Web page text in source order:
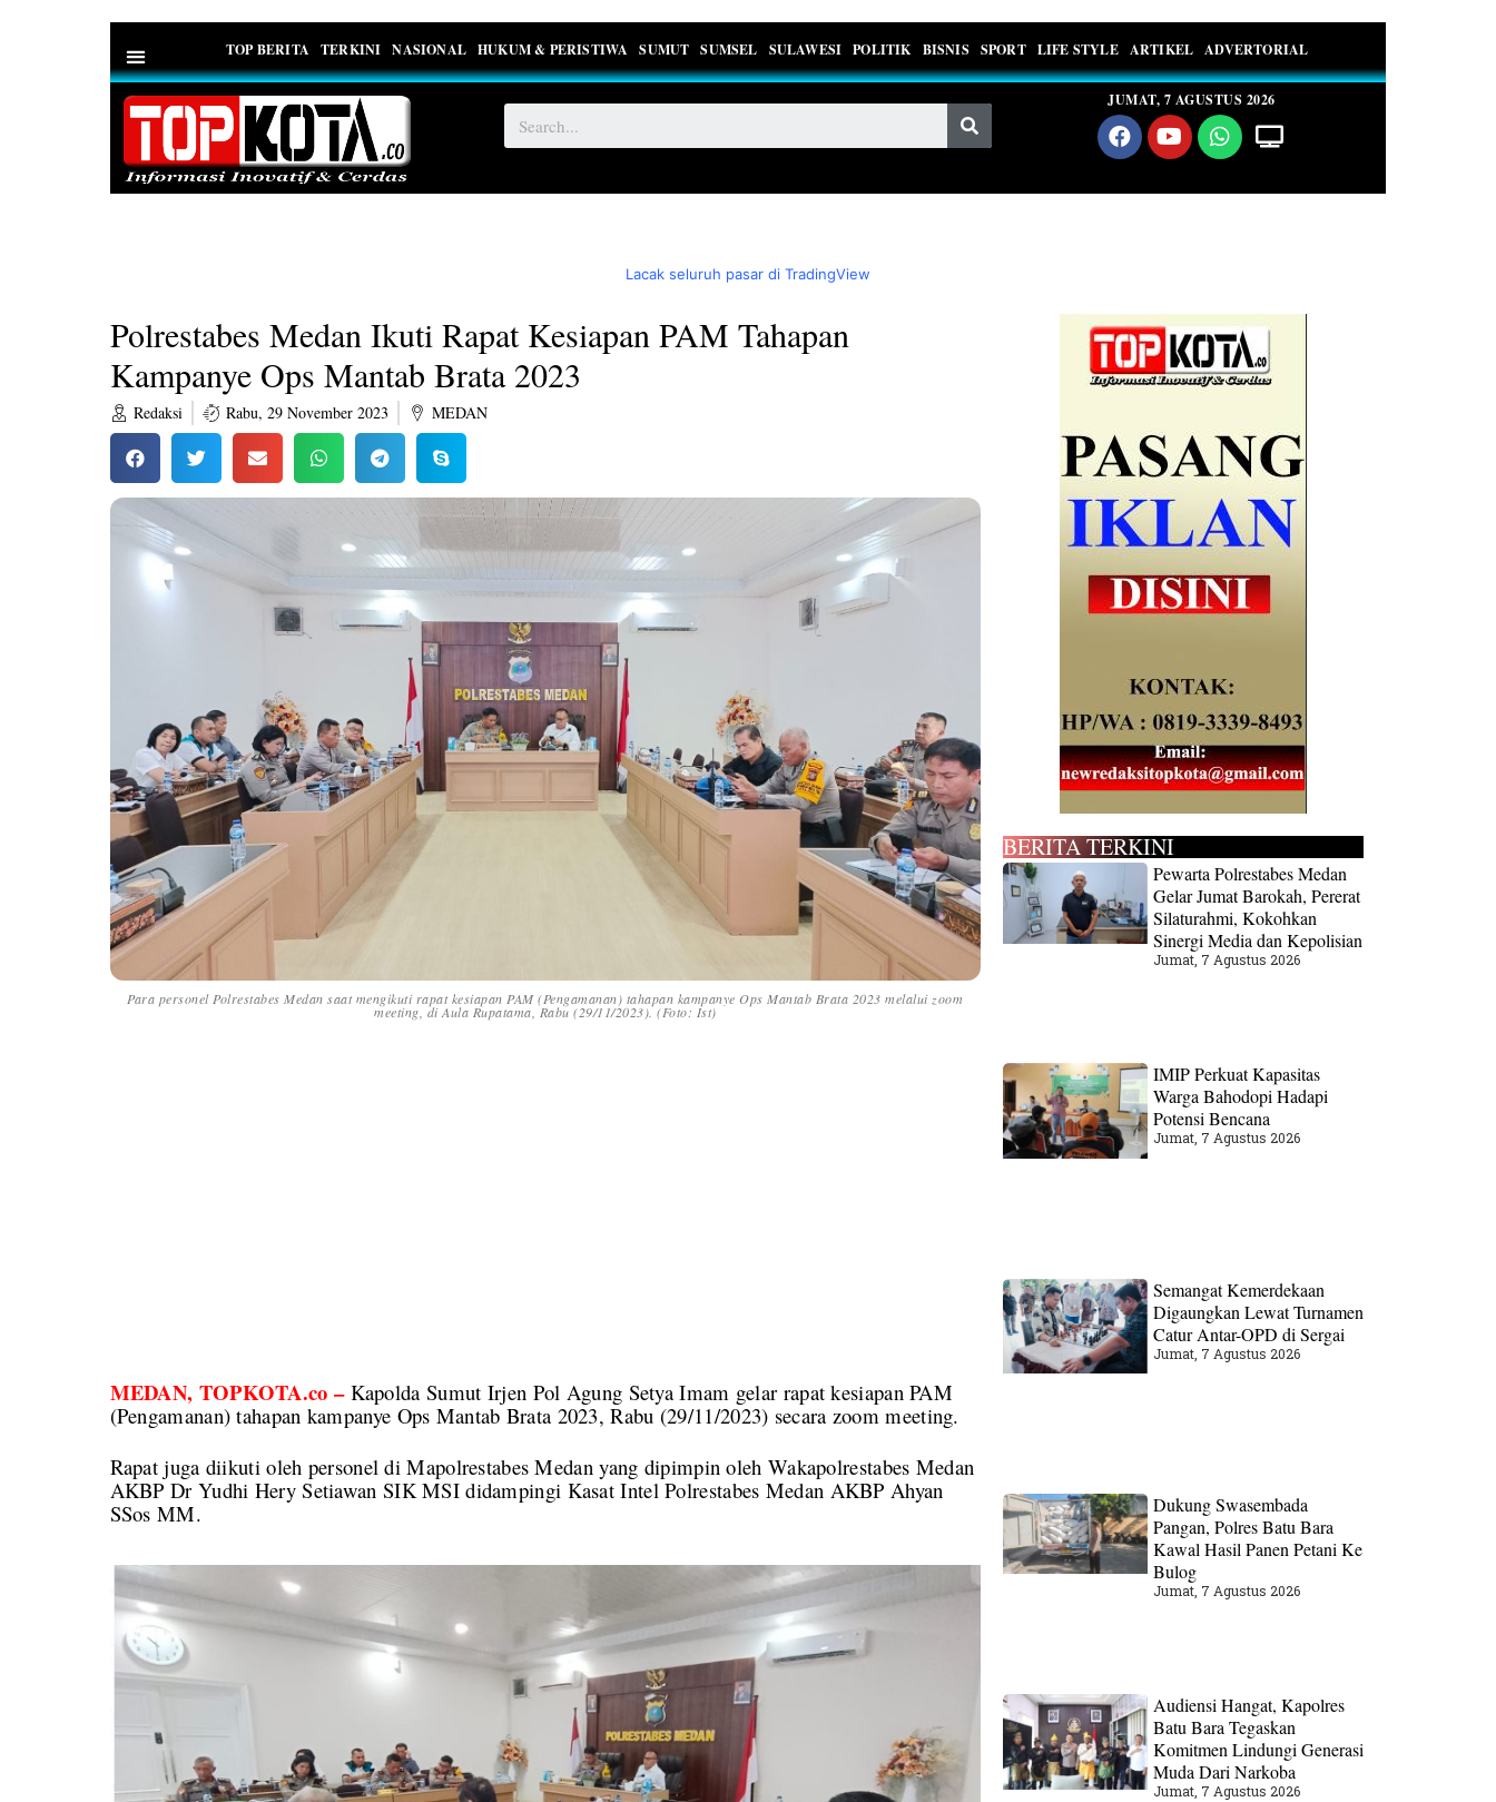
TOP BERITA TERKINI NASIONAL HUKUM & PERISTIWA SUMUT SUMSEL SULAWESI POLITIK BISNIS SPORT LIFE STYLE ARTIKEL ADVERTORIAL
JUMAT, 7 AGUSTUS 2026
Lacak seluruh pasar di TradingView
Polrestabes Medan Ikuti Rapat Kesiapan PAM Tahapan
Kampanye Ops Mantab Brata 2023
Redaksi Rabu, 29 November 2023 MEDAN
Para personel Polrestabes Medan saat mengikuti rapat kesiapan PAM (Pengamanan) tahapan kampanye Ops Mantab Brata 2023 melalui zoom
meeting, di Aula Rupatama, Rabu (29/11/2023). (Foto: Ist)
MEDAN, TOPKOTA.co – Kapolda Sumut Irjen Pol Agung Setya Imam gelar rapat kesiapan PAM
(Pengamanan) tahapan kampanye Ops Mantab Brata 2023, Rabu (29/11/2023) secara zoom meeting.
Rapat juga diikuti oleh personel di Mapolrestabes Medan yang dipimpin oleh Wakapolrestabes Medan
AKBP Dr Yudhi Hery Setiawan SIK MSI didampingi Kasat Intel Polrestabes Medan AKBP Ahyan
SSos MM.
BERITA TERKINI
Pewarta Polrestabes Medan
Gelar Jumat Barokah, Pererat
Silaturahmi, Kokohkan
Sinergi Media dan Kepolisian
Jumat, 7 Agustus 2026
IMIP Perkuat Kapasitas
Warga Bahodopi Hadapi
Potensi Bencana
Jumat, 7 Agustus 2026
Semangat Kemerdekaan
Digaungkan Lewat Turnamen
Catur Antar-OPD di Sergai
Jumat, 7 Agustus 2026
Dukung Swasembada
Pangan, Polres Batu Bara
Kawal Hasil Panen Petani Ke
Bulog
Jumat, 7 Agustus 2026
Audiensi Hangat, Kapolres
Batu Bara Tegaskan
Komitmen Lindungi Generasi
Muda Dari Narkoba
Jumat, 7 Agustus 2026